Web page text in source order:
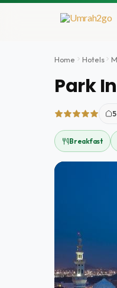
İçeriğe
Home Hotels
Park
Breakfast